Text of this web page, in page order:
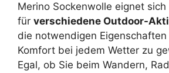
Merino Sockenwolle eignet
für verschiedene Outdoor-
die notwendigen
Komfort bei jedem Wetter zu
Egal, ob Sie beim Wandern,